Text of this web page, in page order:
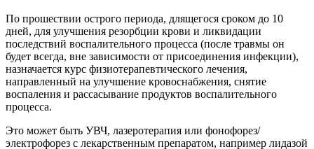
По прошествии острого периода, длящегося сроком до 10
дней, для улучшения резорбции крови и ликвидации
последствий воспалительного процесса (после травмы он
будет всегда, вне зависимости от присоединения инфекции),
назначается курс физиотерапевтического лечения,
направленный на улучшение кровоснабжения, снятие
воспаления и рассасывание продуктов воспалительного
процесса.
Это может быть УВЧ, лазеротерапия или фонофорез/
электрофорез с лекарственным препаратом, например лидазой